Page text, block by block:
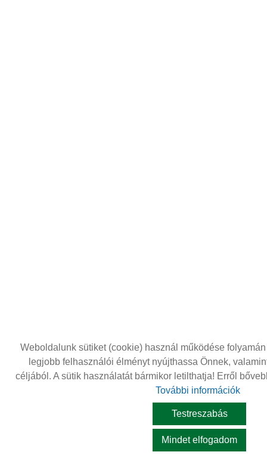
Mindet elfogadom
Testreszabás
Weboldalunk sütiket (cookie) használ működése
legjobb felhasználói élményt nyújthassa Önnek,
céljából. A sütik használatát bármikor letilthatja! Erről
További információk